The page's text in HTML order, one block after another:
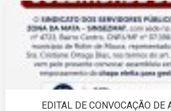
EDITAL DE CONVOCAÇÃO DE